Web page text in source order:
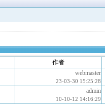
作者
webmaster
23-03-30 15:25:28
admin
10-10-12 14:16:29